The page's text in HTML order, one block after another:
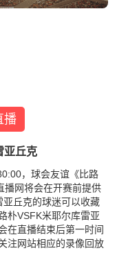
播
亚丘克
，球会友谊《比路
播网将会在开赛前提供
丘克的球迷可以收藏
朴VSFK米耶尔库雷亚
在直播结束后第一时间
注网站相应的录像回放